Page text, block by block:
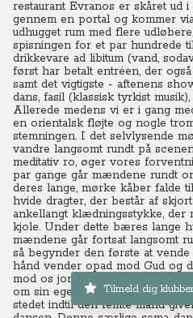
Tilmeld dig
restaurant Evranos er skåret
gennem en portal og kommer
udhugget rum med flere
spisningen for et par hundrede
drikkevare ad libitum (vand,
først har betalt entréen, der
samt det vigtigste - aftenens
dans, fasil (klassisk tyrkist
Allerede medens vi er i gang
en orientalsk fløjte og nogle
stemningen. I det selvlysende
vandre langsomt rundt på
meditativ ro, øger vores
par gange går mændene rundt
deres lange, mørke kåber falde
hvide dragter, der består af
ankellangt klædningsstykke, der
kjole. Under dette bæres lange
mændene går fortsat langsomt
så begynder den første at vende
hånd vender opad mod Gud og
mod os jordiske mennesker.
om sin egen akse og tempoet
stedet indtil den femte mand